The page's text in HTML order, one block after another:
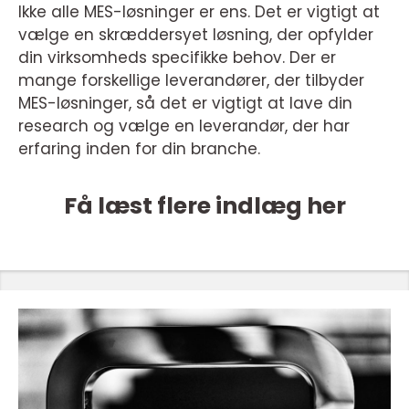
Ikke alle MES-løsninger er ens. Det er vigtigt at
vælge en skræddersyet løsning, der opfylder
din virksomheds specifikke behov. Der er
mange forskellige leverandører, der tilbyder
MES-løsninger, så det er vigtigt at lave din
research og vælge en leverandør, der har
erfaring inden for din branche.
Få læst flere indlæg her